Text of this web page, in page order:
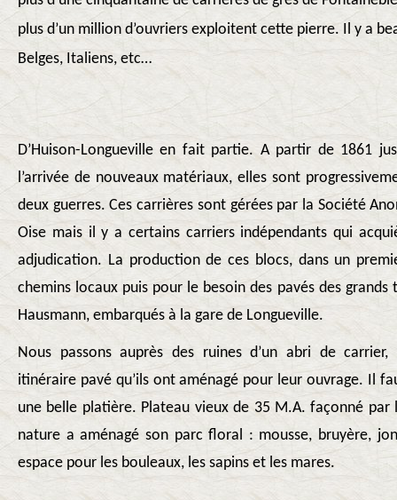
plus d’un million d’ouvriers exploitent cette pierre. Il y a
Belges, Italiens, etc…
D’Huison-Longueville en fait partie. A partir de 1861
l’arrivée de nouveaux matériaux, elles sont
deux guerres. Ces carrières sont gérées par la Société
Oise mais il y a certains carriers indépendants qui
adjudication. La production de ces blocs, dans un
chemins locaux puis pour le besoin des pavés des
Hausmann, embarqués à la gare de Longueville.
Nous passons auprès des ruines d’un abri de
itinéraire pavé qu’ils ont aménagé pour leur ouvrage. Il
une belle platière. Plateau vieux de 35 M.A. façonné par
nature a aménagé son parc floral : mousse, bruyère,
espace pour les bouleaux, les sapins et les mares.